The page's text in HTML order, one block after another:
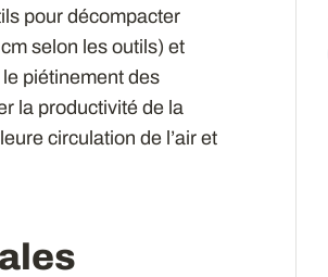
pour décompacter
selon les outils) et
piétinement des
la productivité de la
circulation de l’air et